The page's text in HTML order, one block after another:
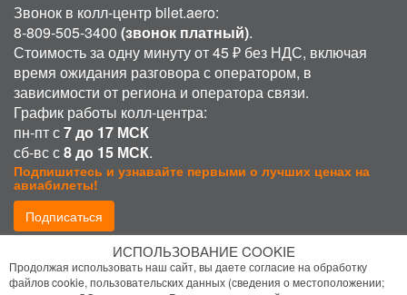
Звонок в колл-центр bilet.aero:
8-809-505-3400 (звонок платный).
Стоимость за одну минуту от 45 ₽ без НДС, включая
время ожидания разговора с оператором, в
зависимости от региона и оператора связи.
График работы колл-центра:
пн-пт с7 до 17 МСК
сб-вс с8 до 15 МСК.
Подпишитесь и узнавайте первыми о лучших ценах на
авиабилеты!
Подписаться
Присоединиться:
ИСПОЛЬЗОВАНИЕ COOKIE
Продолжая использовать наш сайт, вы даете согласие на обработку
файлов cookie, пользовательских данных (сведения о местоположении;